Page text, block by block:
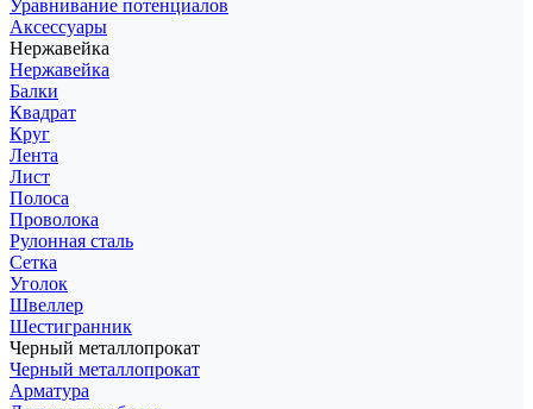
Уравнивание потенциалов
Аксессуары
Нержавейка
Нержавейка
Балки
Квадрат
Круг
Лента
Лист
Полоса
Проволока
Рулонная сталь
Сетка
Уголок
Швеллер
Шестигранник
Черный металлопрокат
Черный металлопрокат
Арматура